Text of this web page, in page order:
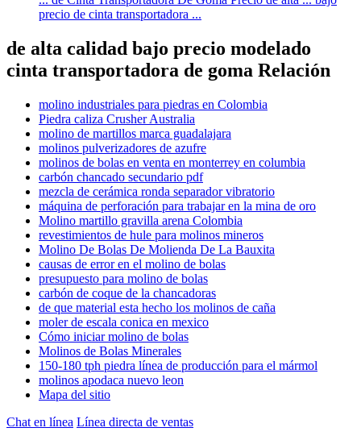
precio de cinta transportadora ...
de alta calidad bajo precio modelado
cinta transportadora de goma Relación
molino industriales para piedras en Colombia
Piedra caliza Crusher Australia
molino de martillos marca guadalajara
molinos pulverizadores de azufre
molinos de bolas en venta en monterrey en columbia
carbón chancado secundario pdf
mezcla de cerámica ronda separador vibratorio
máquina de perforación para trabajar en la mina de oro
Molino martillo gravilla arena Colombia
revestimientos de hule para molinos mineros
Molino De Bolas De Molienda De La Bauxita
causas de error en el molino de bolas
presupuesto para molino de bolas
carbón de coque de la chancadoras
de que material esta hecho los molinos de caña
moler de escala conica en mexico
Cómo iniciar molino de bolas
Molinos de Bolas Minerales
150-180 tph piedra línea de producción para el mármol
molinos apodaca nuevo leon
Mapa del sitio
Chat en línea Línea directa de ventas